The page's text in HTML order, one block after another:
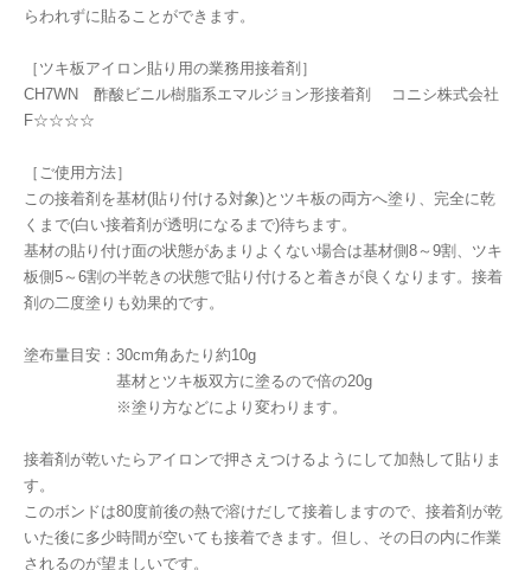
らわれずに貼ることができます。
［ツキ板アイロン貼り用の業務用接着剤］
CH7WN 酢酸ビニル樹脂系エマルジョン形接着剤 コニシ株式会社
F☆☆☆☆
［ご使用方法］
この接着剤を基材(貼り付ける対象)とツキ板の両方へ塗り、完全に乾
くまで(白い接着剤が透明になるまで)待ちます。
基材の貼り付け面の状態があまりよくない場合は基材側8～9割、ツキ
板側5～6割の半乾きの状態で貼り付けると着きが良くなります。接着
剤の二度塗りも効果的です。
塗布量目安：30cm角あたり約10g
基材とツキ板双方に塗るので倍の20g
※塗り方などにより変わります。
接着剤が乾いたらアイロンで押さえつけるようにして加熱して貼りま
す。
このボンドは80度前後の熱で溶けだして接着しますので、接着剤が乾
いた後に多少時間が空いても接着できます。但し、その日の内に作業
されるのが望ましいです。